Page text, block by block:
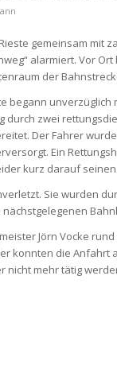
gemeinsam mit
alarmiert. Vor
der
begann
durch zwei
Der Fahrer
Ein
kurz darauf
Sie wurden
Jörn Vocke
konnten die
nicht mehr tätig